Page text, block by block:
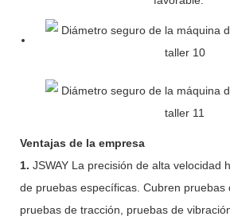
Ventajas de la empresa
1. JSWAY La precisión de alta velocidad
de pruebas específicas. Cubren pruebas
pruebas de tracción, pruebas de